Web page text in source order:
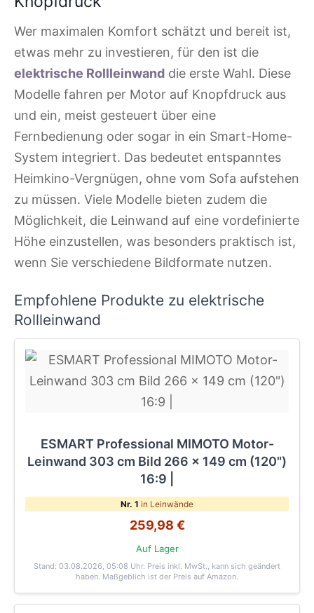
Wer maximalen Komfort schätzt und bereit ist,
etwas mehr zu investieren, für den ist die
elektrische Rollleinwand die erste Wahl. Diese
Modelle fahren per Motor auf Knopfdruck aus
und ein, meist gesteuert über eine
Fernbedienung oder sogar in ein Smart-Home-
System integriert. Das bedeutet entspanntes
Heimkino-Vergnügen, ohne vom Sofa aufstehen
zu müssen. Viele Modelle bieten zudem die
Möglichkeit, die Leinwand auf eine vordefinierte
Höhe einzustellen, was besonders praktisch ist,
wenn Sie verschiedene Bildformate nutzen.
Empfohlene Produkte zu elektrische
Rollleinwand
ESMART Professional MIMOTO Motor-
Leinwand 303 cm Bild 266 x 149 cm (120")
16:9 |
Nr. 1 in Leinwände
259,98 €
Auf Lager
Stand: 03.08.2026, 05:08 Uhr. Preis inkl. MwSt., kann sich geändert
haben. Maßgeblich ist der Preis auf Amazon.